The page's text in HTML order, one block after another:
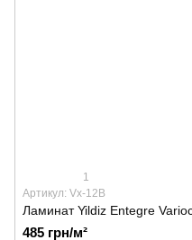
1
Артикул: Vx-12B
Ламинат Yildiz Entegre
485 грн/м²